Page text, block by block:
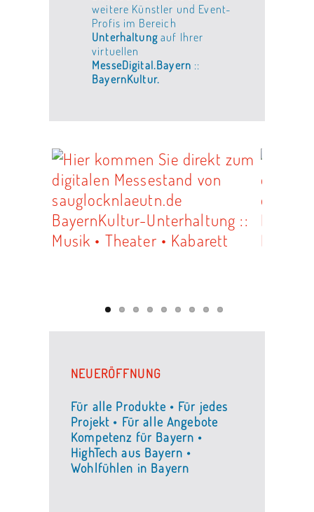
weitere Künstler und Event-
Profis im Bereich
Unterhaltungauf Ihrer
virtuellen
MesseDigital.Bayern ::
BayernKultur.
NEUERÖFFNUNG
Für alle Produkte • Für jedes
Projekt • Für alle Angebote
Kompetenz für Bayern •
HighTech aus Bayern •
Wohlfühlen in Bayern